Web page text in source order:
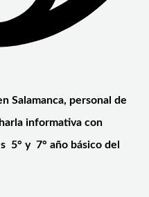
Salamanca, personal de
informativa con
5° y 7° año básico del